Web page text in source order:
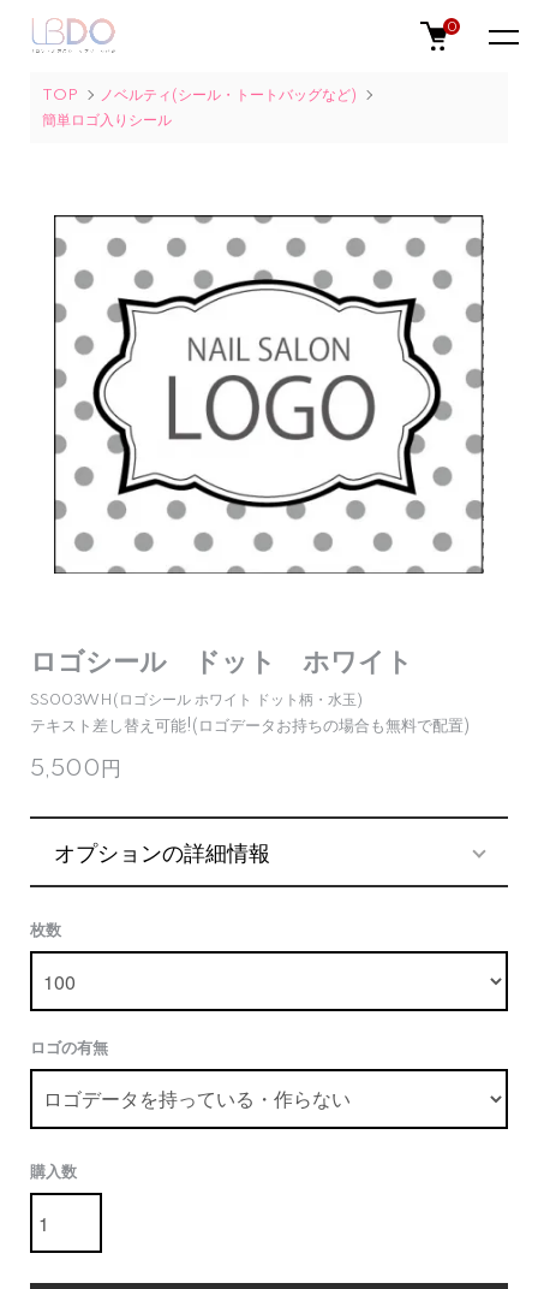
0
TOP
ノベルティ(シール・トートバッグなど)
簡単ロゴ入りシール
ロゴシール ドット ホワイト
SS003WH(ロゴシール ホワイト ドット柄・水玉)
テキスト差し替え可能!(ロゴデータお持ちの場合も無料で配置)
5,500円
オプションの詳細情報
枚数
ロゴの有無
購入数